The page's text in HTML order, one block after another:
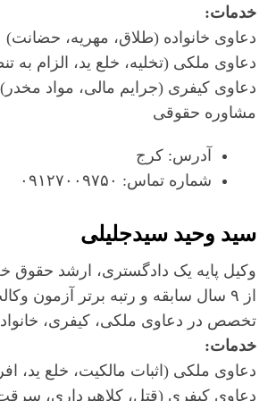
خدمات:
دعاوی خانواده (طلاق، مهریه، حضانت)
دعاوی ملکی (تخلیه، خلع ید، الزام به
دعاوی کیفری (جرایم مالی، مواد مخدر)
مشاوره حقوقی
آدرس: کرج
شماره تماس: ۰۹۱۲۷۰۰۹۷۵۰
سید وحید سیدجلیلی
وکیل پایه یک دادگستری، ارشد حقوق
از ۹ سال سابقه و رتبه برتر آزمون وکالت.
تخصص در دعاوی ملکی، کیفری،
خدمات:
دعاوی ملکی (اثبات مالکیت، خلع ید،
دعاوی کیفری (قتل، کلاهبرداری،